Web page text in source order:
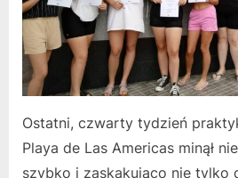
Ostatni, czwarty tydzień
Playa de Las Americas minął
szybko i zaskakująco nie tylko